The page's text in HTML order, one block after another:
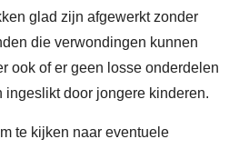
glad zijn afgewerkt zonder
die verwondingen kunnen
ook of er geen losse onderdelen
door jongere kinderen.
te kijken naar eventuele